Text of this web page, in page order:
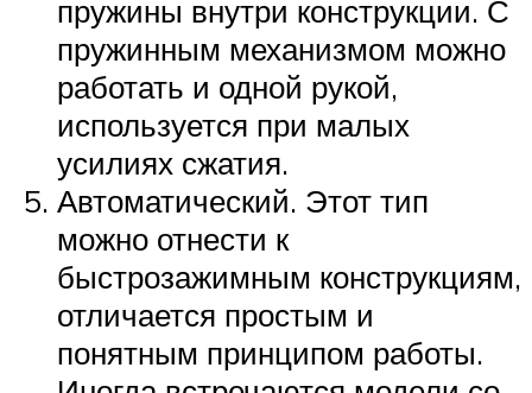
пружины внутри конструкции. С
пружинным механизмом можно
работать и одной рукой,
используется при малых
усилиях сжатия.
Автоматический. Этот тип
можно отнести к
быстрозажимным конструкциям,
отличается простым и
понятным принципом работы.